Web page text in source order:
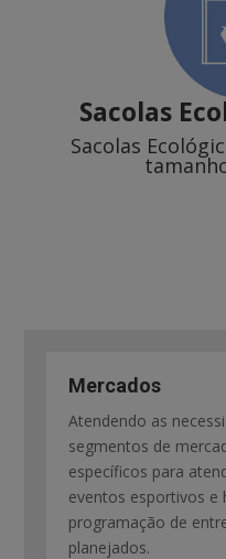
Sacolas
Sacolas
Mercados
Atendendo as
segmentos de
específicos para
eventos esportivos e
programação de
planejados.